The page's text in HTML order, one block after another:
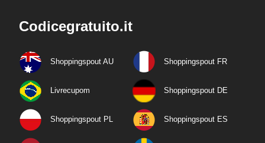
Codicegratuito.it
Shoppingspout AU Shoppingspout FR
Livrecupom Shoppingspout DE
Shoppingspout PL Shoppingspout ES